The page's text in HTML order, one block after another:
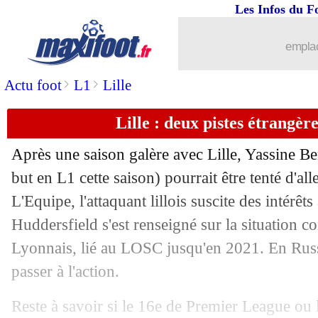
Actu foot> L1 > Lille
Les Infos du
Lille : deux pistes
Après une saison galère avec Lille, Yassine
but en L1 cette saison) pourrait être tenté
L'Equipe, l'attaquant lillois suscite des
Huddersfield s'est renseigné sur la situation
Lyonnais, lié au LOSC jusqu'en 2021. En
passer à l'action.
Reste à savoir si le 16e de Premier League ou
Angers
01/06 Real
01/06 Milan: une exclusion des coupes
01/06 Stuttgart : Pavard, c'est 50 M€ !
01/06 Chelsea : la piste Blanc prend du
01/06 Real: Pochettino réagit aux rumeurs
Leeds: des négociations avec Bielsa !
01/06 Real: l'option Guti écartée